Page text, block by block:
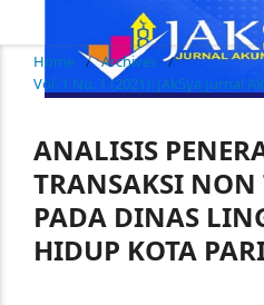
Home / Archives /
Vol. 1 No. 1 (2021): JAkSya Jurnal
ANALISIS
TRANSAKSI
PADA DINAS
HIDUP KOTA